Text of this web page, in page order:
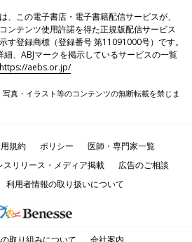
、この電子書店・電子書籍配信サービスが、
ンテンツ使用許諾を得た正規版配信サービス
す登録商標（登録番号 第11091000号）です。
細、ABJマークを掲示しているサービスの一覧
https://aebs.or.jp/
真・イラスト等のコンテンツの無断転載を禁じま
規約 ポリシー
医師・専門家一覧
スリリース・メディア掲載
広告のご相談
利用者情報の取り扱いについて